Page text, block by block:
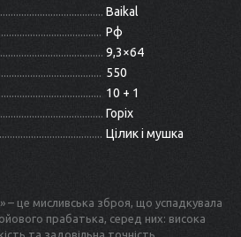
Baikal
Рф
9,3×64
550
10 + 1
Горіх
Цілик і мушка
– це мисливська зброя, що успадкувала
прабатька, серед них: висока
та задовільна точність.